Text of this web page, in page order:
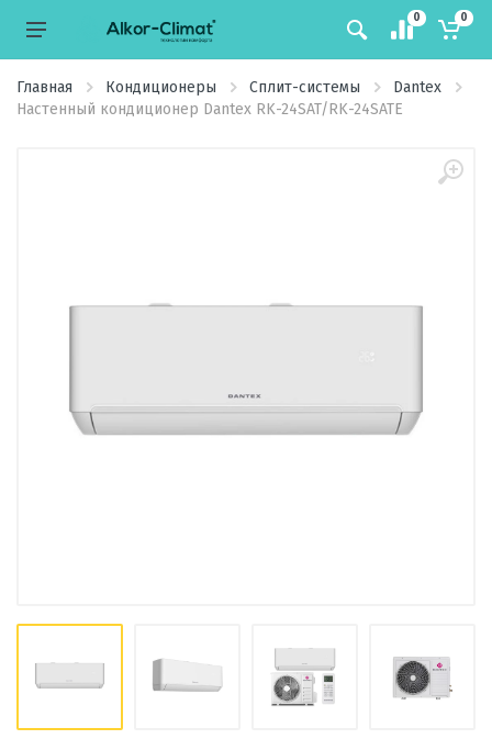
0 0
Главная Кондиционеры Сплит-системы
Dantex
Настенный кондиционер Dantex RK-24SAT/RK-24SATE